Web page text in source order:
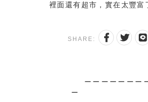
裡面還有超市，實在太豐富
SHARE: